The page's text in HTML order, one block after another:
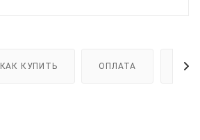
КАК КУПИТЬ ОПЛАТА